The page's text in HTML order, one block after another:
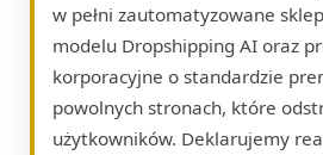
w pełni zautomatyzowane
modelu Dropshipping AI oraz
korporacyjne o standardzie
powolnych stronach, które
użytkowników. Deklarujemy